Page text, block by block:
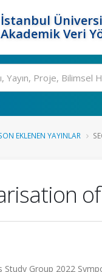
İstanbul
Akademik Veri
EKLENEN YAYINLAR
Study Group 2022